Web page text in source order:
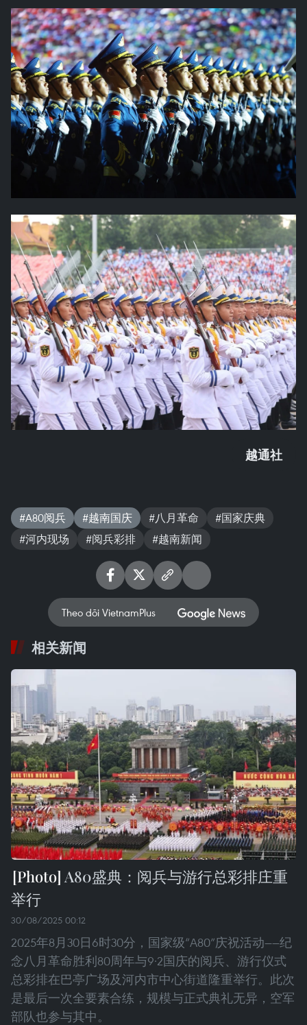
越通社
#A80阅兵 #越南国庆 #八月革命
#国家庆典
#河内现场
#阅兵彩排 #越南新闻
Theo dõi VietnamPlus
相关新闻
A80盛典：阅兵与游行总彩排庄重
举行
30/08/2025 00:12
2025年8月30日6时30分，国家级“A80”庆祝活动——纪
念八月革命胜利80周年与9·2国庆的阅兵、游行仪式
总彩排在巴亭广场及河内市中心街道隆重举行。此次
是最后一次全要素合练，规模与正式典礼无异，空军
部队也参与其中。